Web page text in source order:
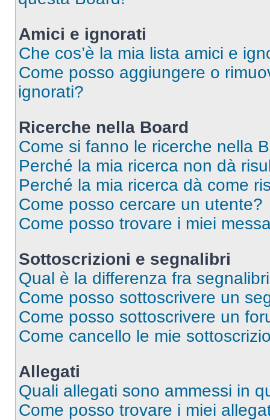
Amici e ignorati
Che cos’è la mia lista amici e
Come posso aggiungere o
ignorati?
Ricerche nella Board
Come si fanno le ricerche nella
Perché la mia ricerca non dà
Perché la mia ricerca dà come
Come posso cercare un utente?
Come posso trovare i miei
Sottoscrizioni e segnalibri
Qual è la differenza fra
Come posso sottoscrivere un
Come posso sottoscrivere un
Come cancello le mie
Allegati
Quali allegati sono ammessi in
Come posso trovare i miei